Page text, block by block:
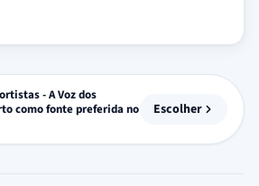
- A Voz dos
como fonte preferida no
Escolher